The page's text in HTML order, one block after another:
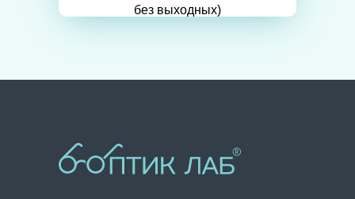
без выходных)